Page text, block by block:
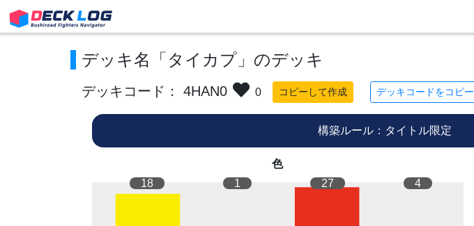
デッキ名「タイカプ」のデッキ
デッキコード： 4HAN0 0 コピーして作成 デッキコードをコピー
構築ルール：タイトル限定
色
18
1 27 4